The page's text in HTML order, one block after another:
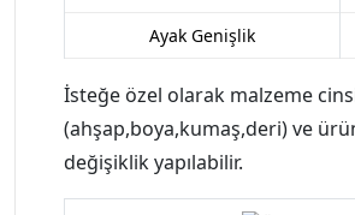
Ayak Genişlik
İsteğe özel olarak malzeme
(ahşap,boya,kumaş,deri) ve
değişiklik yapılabilir.